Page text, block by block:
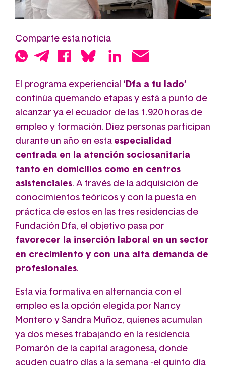
Comparte esta noticia
El programa experiencial ‘Dfa a tu lado’
continúa quemando etapas y está a punto de
alcanzar ya el ecuador de las 1.920 horas de
empleo y formación. Diez personas participan
durante un año en esta especialidad
centrada en la atención sociosanitaria
tanto en domicilios como en centros
asistenciales. A través de la adquisición de
conocimientos teóricos y con la puesta en
práctica de estos en las tres residencias de
Fundación Dfa, el objetivo pasa por
favorecer la inserción laboral en un sector
en crecimiento y con una alta demanda de
profesionales.
Esta vía formativa en alternancia con el
empleo es la opción elegida por Nancy
Montero y Sandra Muñoz, quienes acumulan
ya dos meses trabajando en la residencia
Pomarón de la capital aragonesa, donde
acuden cuatro días a la semana -el quinto día